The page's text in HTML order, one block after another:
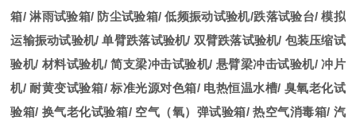
箱/淋雨试验箱/ 防尘试验箱/低频振动试验机/跌落试验台/模拟
运输振动试验机/单臂跌落试验机/ 双臂跌落试验机/ 包装压缩试
验机/ 材料试验机/简支梁冲击试验机/ 悬臂梁冲击试验机/冲片
机/耐黄变试验箱/标准光源对色箱/ 电热恒温水槽/ 臭氧老化试
验箱/ 换气老化试验箱/ 空气（氧）弹试验箱/热空气消毒箱/ 汽